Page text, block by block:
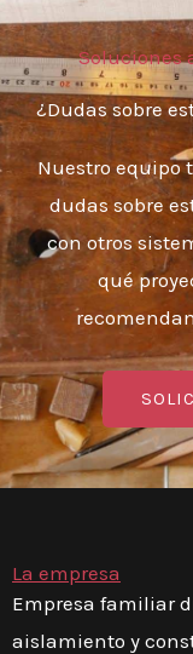
Soluciones
¿Dudas sobre
Nuestro equipo
dudas sobre
con otros
qué
La empresa
Empresa familiar
aislamiento y